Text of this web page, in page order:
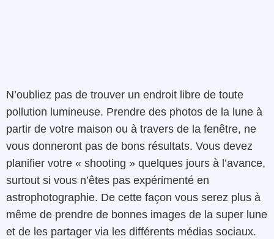
N’oubliez pas de trouver un endroit libre de toute
pollution lumineuse. Prendre des photos de la lune à
partir de votre maison ou à travers de la fenêtre, ne
vous donneront pas de bons résultats. Vous devez
planifier votre « shooting » quelques jours à l’avance,
surtout si vous n’êtes pas expérimenté en
astrophotographie. De cette façon vous serez plus à
même de prendre de bonnes images de la super lune
et de les partager via les différents médias sociaux.